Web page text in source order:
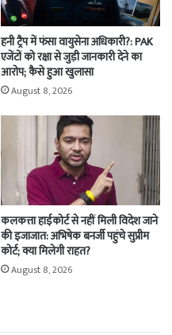
हनी ट्रैप में फंसा वायुसेना अधिकारी?: PAK
एजेंटों को रक्षा से जुड़ी जानकारी देने का
आरोप; कैसे हुआ खुलासा
August 8, 2026
कलकत्ता हाईकोर्ट से नहीं मिली विदेश जाने
की इजाजात: अभिषेक बनर्जी पहुंचे सुप्रीम
कोर्ट; क्या मिलेगी राहत?
August 8, 2026